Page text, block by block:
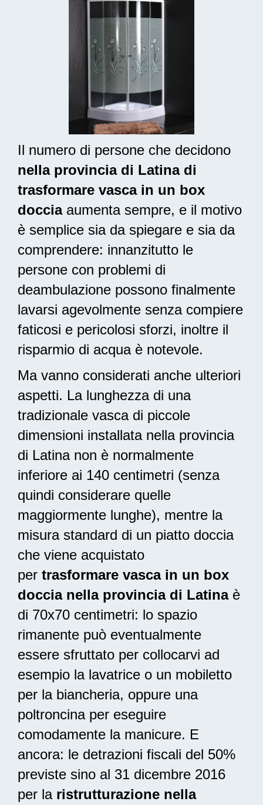
Il numero di persone che decidono
nella provincia di Latina di
trasformare vasca in un box
docciaaumenta sempre, e il motivo
è semplice sia da spiegare e sia da
comprendere: innanzitutto le
persone con problemi di
deambulazione possono finalmente
lavarsi agevolmente senza compiere
faticosi e pericolosi sforzi, inoltre il
risparmio di acqua è notevole.
Ma vanno considerati anche ulteriori
aspetti. La lunghezza di una
tradizionale vasca di piccole
dimensioni installata nella provincia
di Latina non è normalmente
inferiore ai 140 centimetri (senza
quindi considerare quelle
maggiormente lunghe), mentre la
misura standard di un piatto doccia
che viene acquistato
per trasformare vasca in un box
doccia nella provincia di Latinaè
di 70x70 centimetri: lo spazio
rimanente può eventualmente
essere sfruttato per collocarvi ad
esempio la lavatrice o un mobiletto
per la biancheria, oppure una
poltroncina per eseguire
comodamente la manicure. E
ancora: le detrazioni fiscali del 50%
previste sino al 31 dicembre 2016
per la ristrutturazione nella